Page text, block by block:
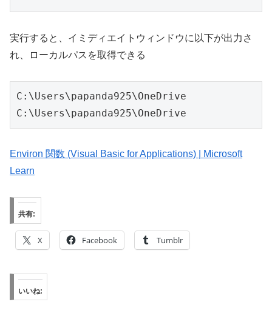
実行すると、イミディエイトウィンドウに以下が出力さ
れ、ローカルパスを取得できる
C:\Users\papanda925\OneDrive
C:\Users\papanda925\OneDrive
Environ 関数 (Visual Basic for Applications) | Microsoft
Learn
共有:
X Facebook Tumblr
いいね: